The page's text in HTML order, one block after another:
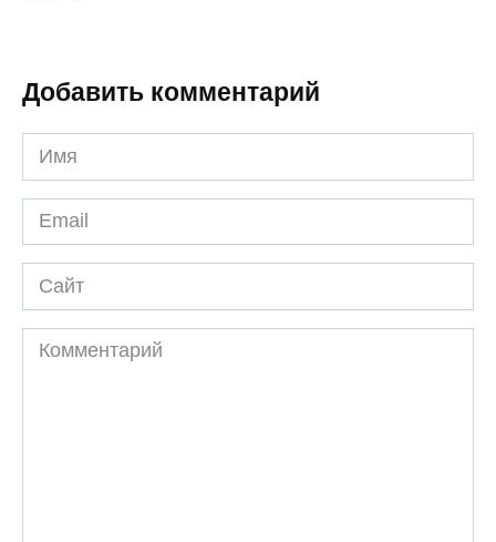
Добавить комментарий
Имя
*
Email
*
Сайт
Комментарий